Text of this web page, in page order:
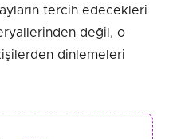
tercih edecekleri
değil, o
dinlemeleri